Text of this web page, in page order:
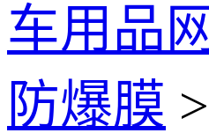
车用品网
防爆膜 >